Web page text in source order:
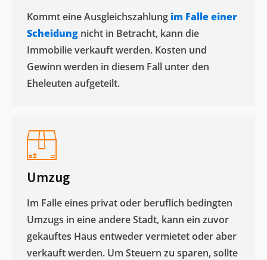
Kommt eine Ausgleichszahlung im Falle einer
Scheidung nicht in Betracht, kann die
Immobilie verkauft werden. Kosten und
Gewinn werden in diesem Fall unter den
Eheleuten aufgeteilt.​
Umzug
Im Falle eines privat oder beruflich bedingten
Umzugs in eine andere Stadt, kann ein zuvor
gekauftes Haus entweder vermietet oder aber
verkauft werden. Um Steuern zu sparen, sollte